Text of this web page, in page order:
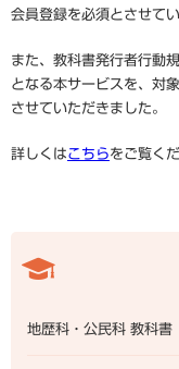
会員登録を必須とさせて
また、教科書発行者行動
となる本サービスを、対
させていただきました。
詳しくはこちらをご覧くだ
地歴科・公民科 教科書